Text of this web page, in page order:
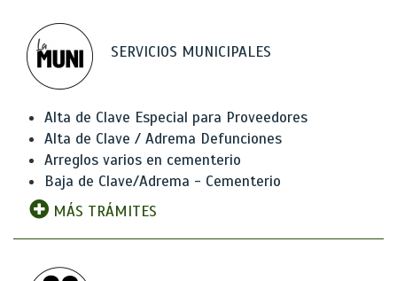
SERVICIOS MUNICIPALES
Alta de Clave Especial para Proveedores
Alta de Clave / Adrema Defunciones
Arreglos varios en cementerio
Baja de Clave/Adrema - Cementerio
MÁS TRÁMITES